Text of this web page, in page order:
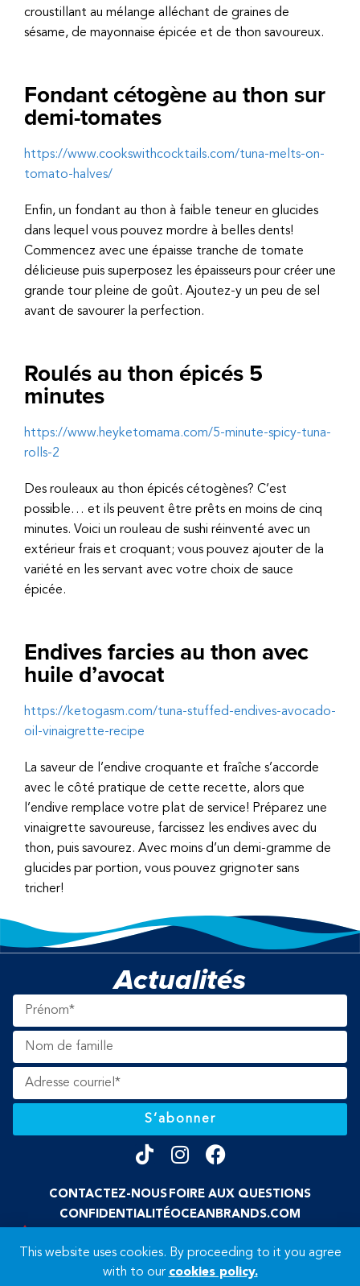
croustillant au mélange alléchant de graines de
sésame, de mayonnaise épicée et de thon savoureux.
Fondant cétogène au thon sur
demi-tomates
https://www.cookswithcocktails.com/tuna-melts-on-
tomato-halves/
Enfin, un fondant au thon à faible teneur en glucides
dans lequel vous pouvez mordre à belles dents!
Commencez avec une épaisse tranche de tomate
délicieuse puis superposez les épaisseurs pour créer une
grande tour pleine de goût. Ajoutez-y un peu de sel
avant de savourer la perfection.
Roulés au thon épicés 5
minutes
https://www.heyketomama.com/5-minute-spicy-tuna-
rolls-2
Des rouleaux au thon épicés cétogènes? C’est
possible… et ils peuvent être prêts en moins de cinq
minutes. Voici un rouleau de sushi réinventé avec un
extérieur frais et croquant; vous pouvez ajouter de la
variété en les servant avec votre choix de sauce
épicée.
Endives farcies au thon avec
huile d’avocat
https://ketogasm.com/tuna-stuffed-endives-avocado-
oil-vinaigrette-recipe
La saveur de l’endive croquante et fraîche s’accorde
avec le côté pratique de cette recette, alors que
l’endive remplace votre plat de service! Préparez une
vinaigrette savoureuse, farcissez les endives avec du
thon, puis savourez. Avec moins d’un demi-gramme de
glucides par portion, vous pouvez grignoter sans
tricher!
Actualités
S’abonner
CONTACTEZ-NOUS FOIRE AUX QUESTIONS
CONFIDENTIALITÉOCEANBRANDS.COM
© 2026 Ocean’s. Tous droits réservés.
This website uses cookies. By proceeding to it you agree
with to our cookies policy.